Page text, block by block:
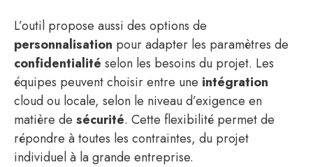
L’outil propose aussi des options de
personnalisation pour adapter les paramètres de
confidentialité selon les besoins du projet. Les
équipes peuvent choisir entre une intégration
cloud ou locale, selon le niveau d’exigence en
matière de sécurité. Cette flexibilité permet de
répondre à toutes les contraintes, du projet
individuel à la grande entreprise.